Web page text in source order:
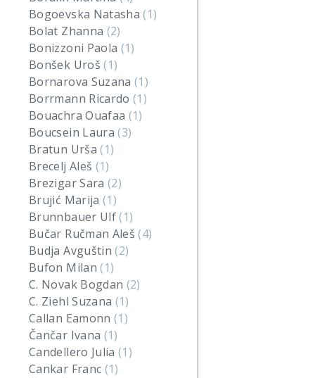
Bogoevska Natasha(1)
Bolat Zhanna (2)
Bonizzoni Paola (1)
Bonšek Uroš(1)
Bornarova Suzana(1)
Borrmann Ricardo(1)
Bouachra Ouafaa (1)
Boucsein Laura(3)
Bratun Urša(1)
Brecelj Aleš (1)
Brezigar Sara(2)
Brujić Marija(1)
Brunnbauer Ulf(1)
Bučar Ručman Aleš(4)
Budja Avguštin(2)
Bufon Milan(1)
C. Novak Bogdan (2)
C. Ziehl Suzana (1)
Callan Eamonn(1)
Čančar Ivana (1)
Candellero Julia(1)
Cankar Franc (1)